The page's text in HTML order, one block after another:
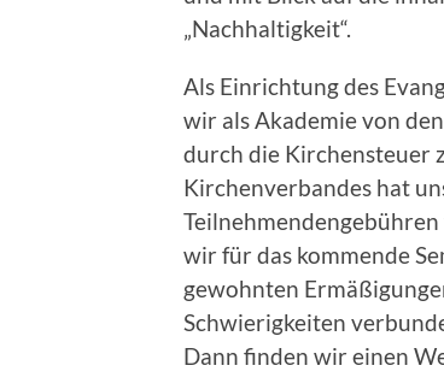
„Nachhaltigkeit“.
Als Einrichtung des
wir als Akademie von
durch die Kirchensteuer
Kirchenverbandes hat
wir für das kommende
gewohnten
Schwierigkeiten
Dann finden wir einen